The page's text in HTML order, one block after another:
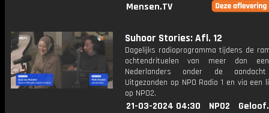
Mensen.TV
Suhoor Stories: Afl. 12
Dagelijks radioprogramma tijdens de
ochtendrituelen van meer dan
Nederlanders onder de
Uitgezonden op NPO Radio 1 en via een
op NPO2.
21-03-2024 04:30 NPO2